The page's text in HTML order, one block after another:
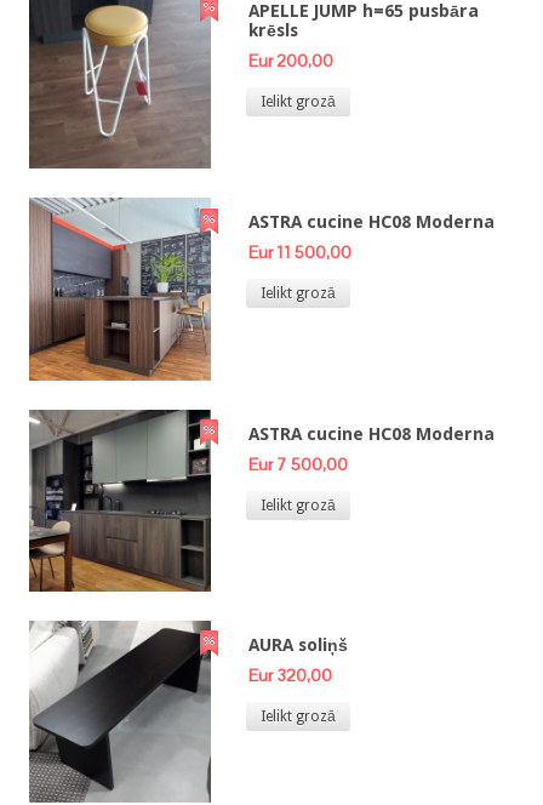
APELLE JUMP h=65 pusbāra
krēsls
Eur 200,00
Ielikt grozā
ASTRA cucine HC08 Moderna
Eur 11 500,00
Ielikt grozā
ASTRA cucine HC08 Moderna
Eur 7 500,00
Ielikt grozā
AURA soliņš
Eur 320,00
Ielikt grozā